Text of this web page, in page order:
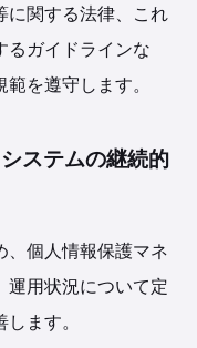
に関する法律、これ
るガイドラインな
を遵守します。
ステムの継続的
、個人情報保護マネ
運用状況について定
ます。